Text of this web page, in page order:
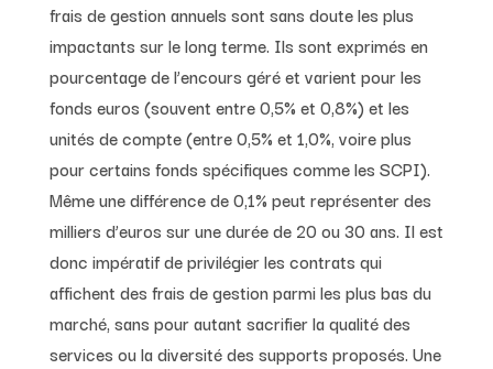
frais de gestion annuels sont sans doute les plus
impactants sur le long terme. Ils sont exprimés en
pourcentage de l’encours géré et varient pour les
fonds euros (souvent entre 0,5% et 0,8%) et les
unités de compte (entre 0,5% et 1,0%, voire plus
pour certains fonds spécifiques comme les SCPI).
Même une différence de 0,1% peut représenter des
milliers d’euros sur une durée de 20 ou 30 ans. Il est
donc impératif de privilégier les contrats qui
affichent des frais de gestion parmi les plus bas du
marché, sans pour autant sacrifier la qualité des
services ou la diversité des supports proposés. Une